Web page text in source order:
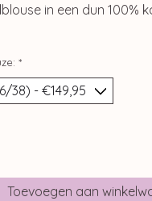
in een dun 100%
*
Toevoegen aan